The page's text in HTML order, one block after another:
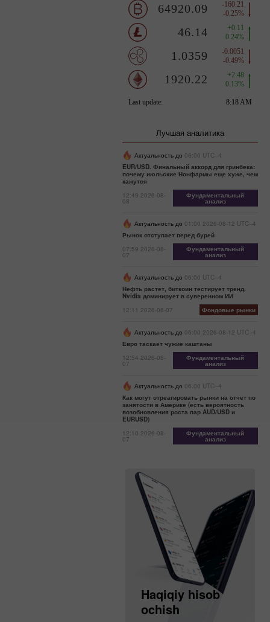
Лучшая аналитика
Актуальность до 06:00 UTC--4
EUR/USD. Финальный аккорд для гринбека:
почему июльские Нонфармы еще хуже, чем
кажутся
12:49 2026-08-
08
Фундаментальный
анализ
Актуальность до 01:00 2026-08-12 UTC--4
Рынок отступает перед бурей
07:59 2026-08-
07
Фундаментальный
анализ
Актуальность до 06:00 UTC--4
Нефть растет, биткоин тестирует тренд,
Nvidia доминирует в суверенном ИИ
12:11 2026-08-07
Фондовые рынки
Актуальность до 06:00 2026-08-12 UTC--4
Евро таскает чужие каштаны
12:54 2026-08-
07
Фундаментальный
анализ
Актуальность до 06:00 UTC--4
Как могут отреагировать рынки на отчет по
занятости в Америке (есть вероятность
возобновления роста пар AUD/USD и
EURUSD)
12:10 2026-08-
07
Фундаментальный
анализ
Haqiqiy hisob
ochish